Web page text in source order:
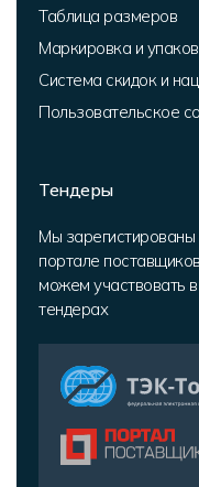
Таблица размеров
Маркировка и
Система скидок и
Пользовательское
Тендеры
Мы зарегистированы
портале
можем участвовать в
тендерах